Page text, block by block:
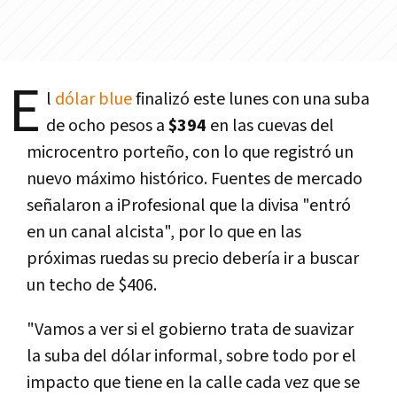
E l dólar bluefinalizó este lunes con una suba
de ocho pesos a$394 en las cuevas del
microcentro porteño, con lo que registró un
nuevo máximo histórico. Fuentes de mercado
señalaron a iProfesional que la divisa "entró
en un canal alcista", por lo que en las
próximas ruedas su precio debería ir a buscar
un techo de $406.
"Vamos a ver si el gobierno trata de suavizar
la suba del dólar informal, sobre todo por el
impacto que tiene en la calle cada vez que se